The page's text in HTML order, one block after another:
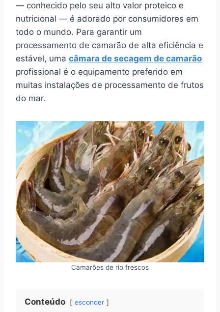
— conhecido pelo seu alto valor proteico e
nutricional — é adorado por consumidores em
todo o mundo. Para garantir um
processamento de camarão de alta eficiência e
estável, uma câmara de secagem de camarão
profissional é o equipamento preferido em
muitas instalações de processamento de frutos
do mar.
Camarões de rio frescos
Conteúdo esconder